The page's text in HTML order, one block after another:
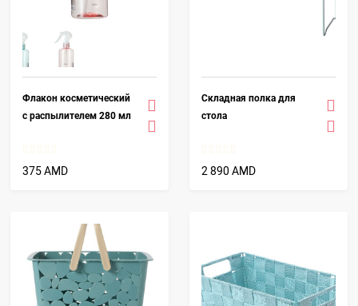
Флакон косметический
с распылителем 280 мл
375 AMD
Складная полка для
стола
2 890 AMD